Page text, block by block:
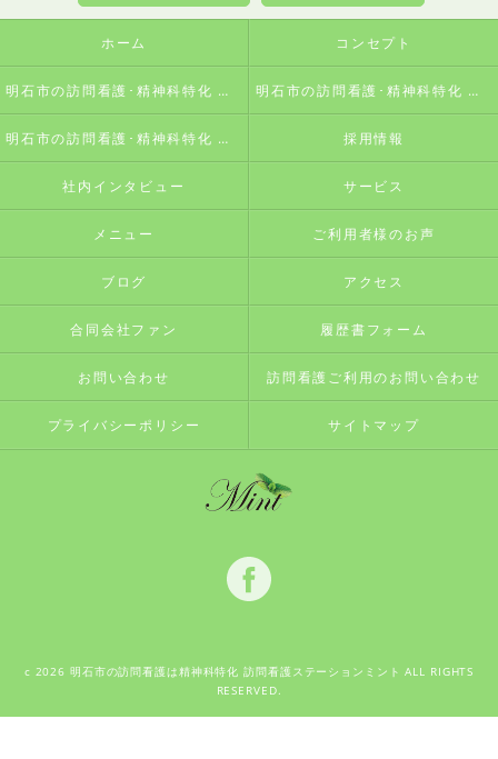
ホーム コンセプト
明石市の訪問看護･精神科特化 訪問看護ステーションミントの口コミ情報 明石市の訪問看護･精神科特化 訪問看護ステーションミントの評判
明石市の訪問看護･精神科特化 訪問看護ステーションミントのお客様の声 採用情報
社内インタビュー サービス
メニュー ご利用者様のお声
ブログ アクセス
合同会社ファン 履歴書フォーム
お問い合わせ 訪問看護ご利用のお問い合わせ
プライバシーポリシー サイトマップ
c 2026 明石市の訪問看護は精神科特化 訪問看護ステーションミント ALL RIGHTS
RESERVED.